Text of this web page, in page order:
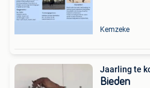
Kemzeke
Jaarling te
Bieden